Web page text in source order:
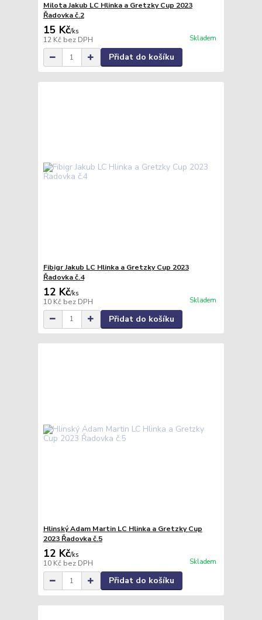
Milota Jakub LC Hlinka a Gretzky Cup 2023
Řadovka č.2
15 Kč/ks
12 Kč bez DPH Skladem
Přidat do košíku
Fibigr Jakub LC Hlinka a Gretzky Cup 2023
Řadovka č.4
12 Kč/ks
10 Kč bez DPH Skladem
Přidat do košíku
Hlinský Adam Martin LC Hlinka a Gretzky Cup
2023 Řadovka č.5
12 Kč/ks
10 Kč bez DPH Skladem
Přidat do košíku